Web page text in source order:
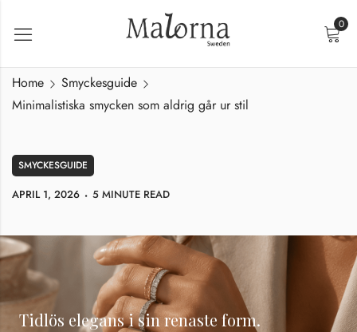
0
Home
Smyckesguide
Minimalistiska smycken som aldrig går ur stil
SMYCKESGUIDE
APRIL 1, 2026 5 MINUTE READ
Tidlös elegans i sin renaste form.